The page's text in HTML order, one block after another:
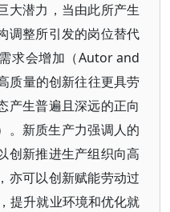
大潜力，当由此所产生
调整所引发的岗位替代
求会增加（Autor and
质量的创新往往更具劳
产生普遍且深远的正向
。新质生产力强调人的
创新推进生产组织向高
亦可以创新赋能劳动过
提升就业环境和优化就